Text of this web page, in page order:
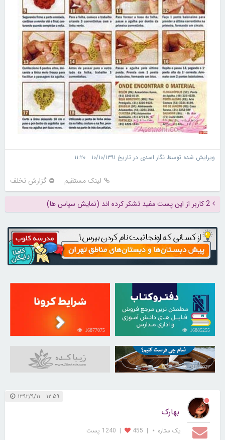
ویرایش شده توسط نگار اسدی در تاریخ ۱۰/۱۰/۱۳۹۱ ۱۱:۲۰
لینک مستقیم گزارش تخلف
2 کاربر از این پست مفید تشکر کرده اند (نمایش سپاس ها)
16885255
16877075
31049027
۱۲:۵۹ ۱۳۹۲/۹/۱۱
بهارک
یک ستاره ⋆ |
455
| 1240 پست